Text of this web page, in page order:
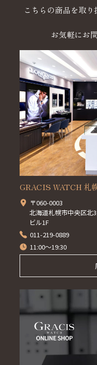
こちらの商品を取
お気軽にお
GRACIS WATCH 札
〒060-0003
北海道札幌市中央区北
ビル1F
011-219-0889
11:00～19:30